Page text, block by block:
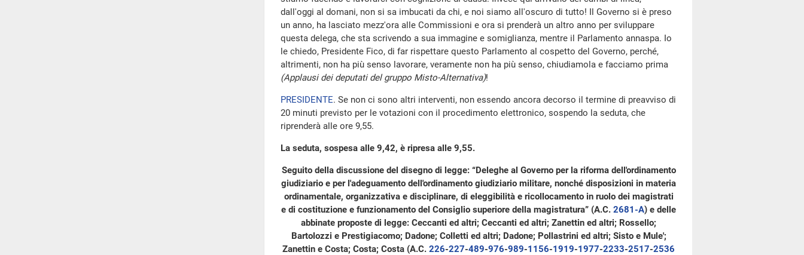
dall'oggi al domani, non si sa imbucati da chi, e noi siamo all'oscuro di tutto! Il Governo si è preso
un anno, ha lasciato mezz'ora alle Commissioni e ora si prenderà un altro anno per sviluppare
questa delega, che sta scrivendo a sua immagine e somiglianza, mentre il Parlamento annaspa. Io
le chiedo, Presidente Fico, di far rispettare questo Parlamento al cospetto del Governo, perché,
altrimenti, non ha più senso lavorare, veramente non ha più senso, chiudiamola e facciamo prima
(Applausi dei deputati del gruppo Misto-Alternativa)!
PRESIDENTE. Se non ci sono altri interventi, non essendo ancora decorso il termine di preavviso di
20 minuti previsto per le votazioni con il procedimento elettronico, sospendo la seduta, che
riprenderà alle ore 9,55.
La seduta, sospesa alle 9,42, è ripresa alle 9,55.
Seguito della discussione del disegno di legge: “Deleghe al Governo per la riforma dell'ordinamento
giudiziario e per l'adeguamento dell'ordinamento giudiziario militare, nonché disposizioni in materia
ordinamentale, organizzativa e disciplinare, di eleggibilità e ricollocamento in ruolo dei magistrati
e di costituzione e funzionamento del Consiglio superiore della magistratura” (A.C. 2681-A​) e delle
abbinate proposte di legge: Ceccanti ed altri; Ceccanti ed altri; Zanettin ed altri; Rossello;
Bartolozzi e Prestigiacomo; Dadone; Colletti ed altri; Dadone; Pollastrini ed altri; Sisto e Mule';
Zanettin e Costa; Costa; Costa (A.C. 226​-227​-489​-976​-989​-1156​-1919​-1977​-2233​-2517​-2536